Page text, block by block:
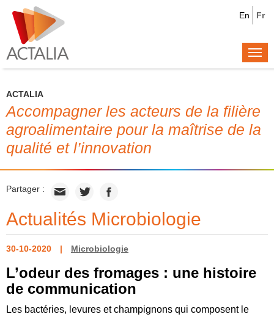
Fr
En
ACTALIA
Accompagner les acteurs de la filière
agroalimentaire pour la maîtrise de la
qualité et l’innovation
Partager :
Actualités Microbiologie
30-10-2020 Microbiologie
L’odeur des fromages : une histoire
de communication
Les bactéries, levures et champignons qui composent le